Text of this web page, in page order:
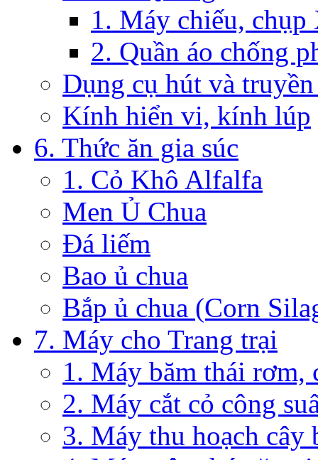
1. Máy chiếu, chụp
2. Quần áo chống
Dụng cụ hút và
Kính hiển vi, kính lúp
6. Thức ăn gia súc
1. Cỏ Khô Alfalfa
Men Ủ Chua
Đá liếm
Bao ủ chua
Bắp ủ chua (Corn
7. Máy cho Trang trại
1. Máy băm thái rơm,
2. Máy cắt cỏ công
3. Máy thu hoạch cây